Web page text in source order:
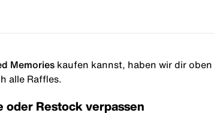
Memories kaufen kannst, haben wir dir
alle Raffles.
oder Restock verpassen